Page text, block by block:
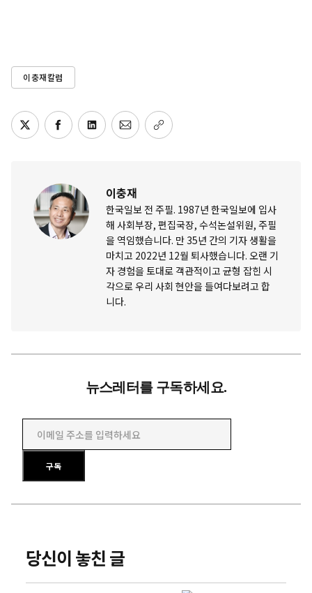
이충재칼럼
이충재
한국일보 전 주필. 1987년 한국일보에 입사
해 사회부장, 편집국장, 수석논설위원, 주필
을 역임했습니다. 만 35년 간의 기자 생활을
마치고 2022년 12월 퇴사했습니다. 오랜 기
자 경험을 토대로 객관적이고 균형 잡힌 시
각으로 우리 사회 현안을 들여다보려고 합
니다.
뉴스레터를 구독하세요.
이메일 주소를 입력하세요
구독
당신이 놓친 글